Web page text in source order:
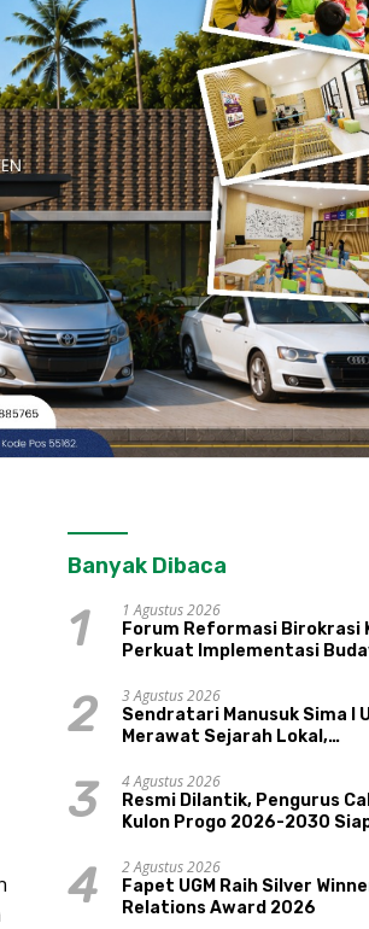
Banyak Dibaca
1
1 Agustus 2026
Forum Reformasi Birokrasi
Perkuat Implementasi
Kepamongan DIY
2
3 Agustus 2026
Sendratari Manusuk Sima I
Merawat Sejarah Lokal,
Pariwisata, dan Ekologi
3
4 Agustus 2026
Resmi Dilantik, Pengurus
Kulon Progo 2026-2030
Sungai Progo
4
2 Agustus 2026
Fapet UGM Raih Silver
Relations Award 2026